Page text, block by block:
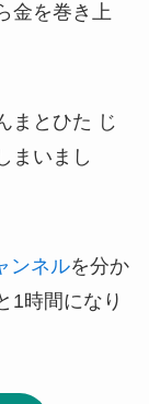
金を巻き上
まとひた じ
まいまし
ンネルを分か
1時間になり